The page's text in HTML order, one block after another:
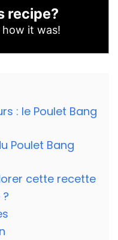
recipe?
how it was!
: le Poulet Bang
Poulet Bang
cette recette